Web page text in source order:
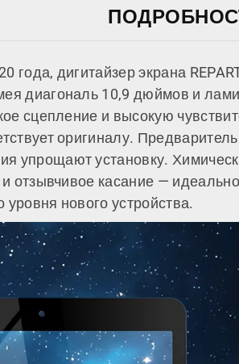
года, дигитайзер экрана
диагональ 10,9 дюймов и
сцепление и высокую
оригиналу.
упрощают установку.
и отзывчивое касание —
нового устройства.